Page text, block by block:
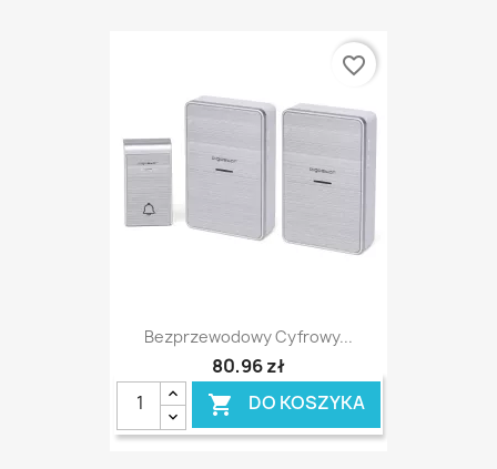
Bezprzewodowy Cyfrowy...
80,96 zł
 DO KOSZYKA
favorite_border